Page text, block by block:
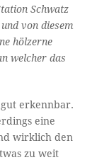
Schwatz
von diesem
hölzerne
welcher das
erkennbar.
eine
wirklich den
zu weit